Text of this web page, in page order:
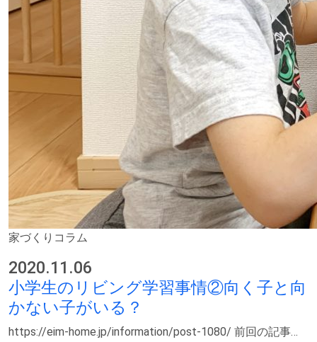
家づくりコラム
2020.11.06
小学生のリビング学習事情②向く子と向
かない子がいる？
https://eim-home.jp/information/post-1080/ 前回の記事…